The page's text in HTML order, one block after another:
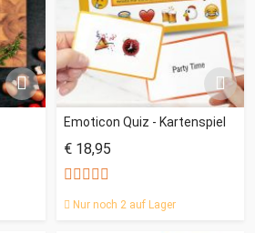
Emoticon Quiz - Kartenspiel
€ 18,95
Nur noch 2 auf Lager